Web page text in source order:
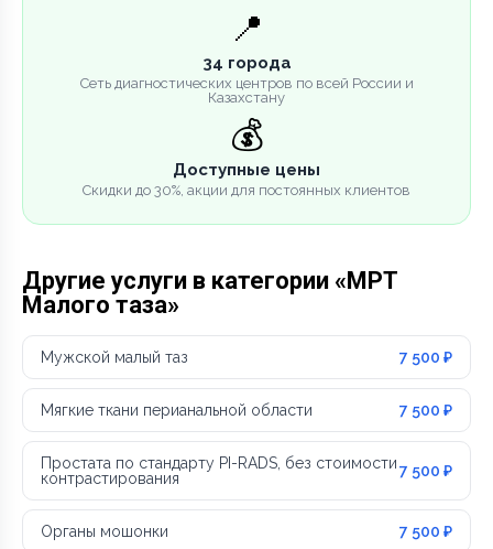
📍
34 города
Сеть диагностических центров по всей России и
Казахстану
💰
Доступные цены
Скидки до 30%, акции для постоянных клиентов
Другие услуги в категории «МРТ
Малого таза»
Мужской малый таз 7 500 ₽
Мягкие ткани перианальной области 7 500 ₽
Простата по стандарту PI-RADS, без стоимости
контрастирования
7 500 ₽
Органы мошонки 7 500 ₽